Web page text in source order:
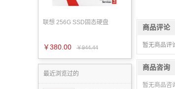
联想 256G SSD固态硬盘
￥380.00 ￥944.44
最近浏览过的
商品评论
暂无商品评
商品咨询
暂无商品咨